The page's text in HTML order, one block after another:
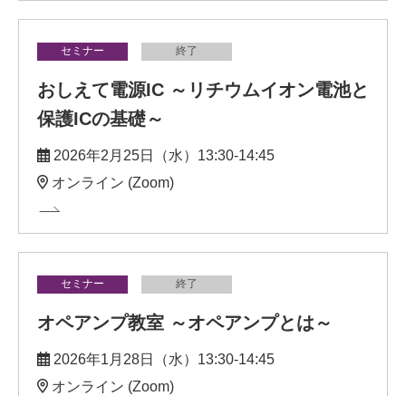
セミナー 終了
おしえて電源IC ～リチウムイオン電池と
保護ICの基礎～
2026年2月25日（水）13:30-14:45
オンライン (Zoom)
セミナー 終了
オペアンプ教室 ～オペアンプとは～
2026年1月28日（水）13:30-14:45
オンライン (Zoom)